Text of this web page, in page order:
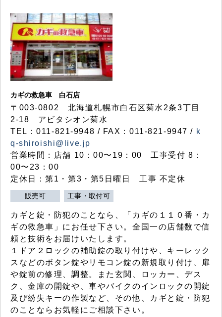
カギの救急車 白石店
〒003-0802 北海道札幌市白石区菊水2条3丁目
2-18 アビタシオン菊水
TEL：011-821-9948 / FAX：011-821-9947 / k
q-shiroishi@live.jp
営業時間：店舗 10：00〜19：00 工事受付 8：
00〜23：00
定休日：第1・第3・第5日曜日 工事 不定休
販売可 工事・取付可
カギと錠・防犯のことなら、「カギの１１０番・カ
ギの救急車」にお任せ下さい。全国一の店舗数で信
頼と技術をお届けいたします。
１ドア２ロックの補助錠の取り付けや、キーレック
スなどのボタン錠やリモコン錠の新規取り付け、扉
や錠前の修理、調整。また玄関、ロッカー、デス
ク、金庫の開錠や、車やバイクのインロックの開錠
及び紛失キーの作製など、その他、カギと錠・防犯
のことならお気軽にご相談下さい。